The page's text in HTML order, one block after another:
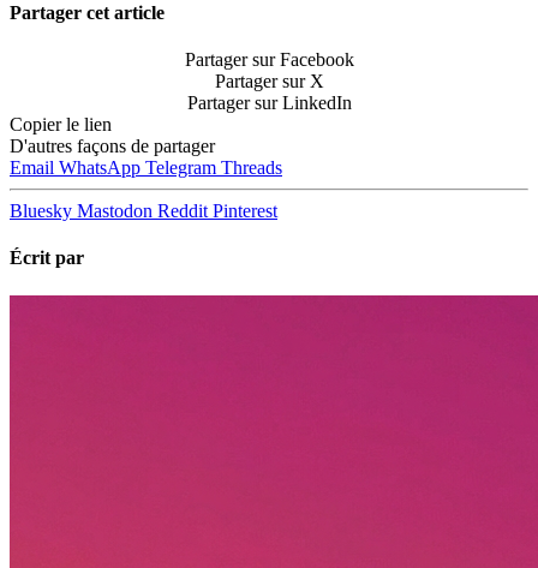
Partager cet article
Partager sur Facebook
Partager sur X
Partager sur LinkedIn
Copier le lien
D'autres façons de partager
Email WhatsApp Telegram Threads
Bluesky Mastodon Reddit Pinterest
Écrit par